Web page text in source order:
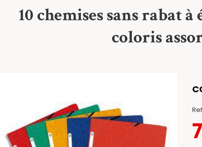
10 chemises sans rabat
coloris